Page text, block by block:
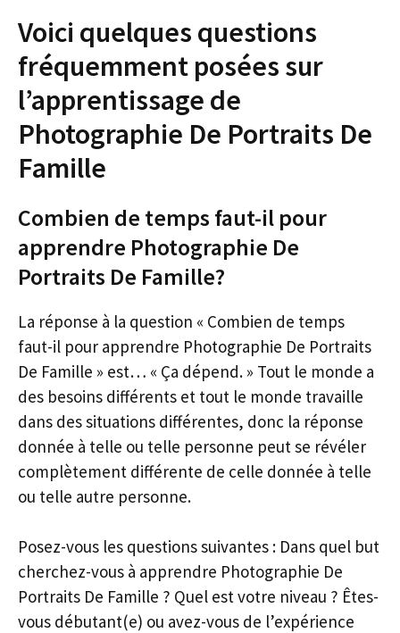
Voici quelques questions
fréquemment posées sur
l’apprentissage de
Photographie De Portraits De
Famille
Combien de temps faut-il pour
apprendre Photographie De
Portraits De Famille?
La réponse à la question « Combien de temps
faut-il pour apprendre Photographie De Portraits
De Famille » est… « Ça dépend. » Tout le monde a
des besoins différents et tout le monde travaille
dans des situations différentes, donc la réponse
donnée à telle ou telle personne peut se révéler
complètement différente de celle donnée à telle
ou telle autre personne.
Posez-vous les questions suivantes : Dans quel but
cherchez-vous à apprendre Photographie De
Portraits De Famille ? Quel est votre niveau ? Êtes-
vous débutant(e) ou avez-vous de l’expérience